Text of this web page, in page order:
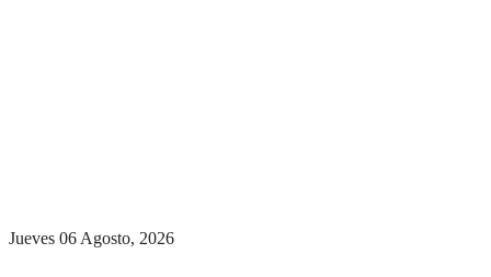
Jueves 06 Agosto, 2026